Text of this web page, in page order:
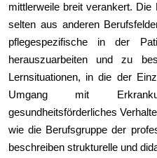
mittlerweile breit verankert.
selten aus anderen
pflegespezifische in der
herauszuarbeiten und zu
Lernsituationen, in die der
Umgang mit
gesundheitsförderliches
wie die Berufsgruppe der
beschreiben strukturelle und